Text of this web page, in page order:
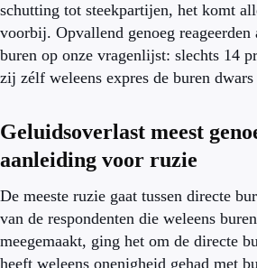
schutting tot steekpartijen, het komt
voorbij. Opvallend genoeg reageerden
buren op onze vragenlijst: slechts 14
zij zélf weleens expres de buren dwars
Geluidsoverlast meest
aanleiding voor ruzie
De meeste ruzie gaat tussen directe
van de respondenten die weleens
meegemaakt, ging het om de directe
heeft weleens onenigheid gehad met